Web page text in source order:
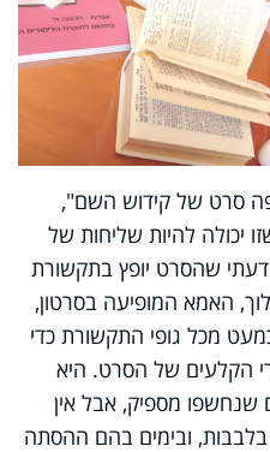
סרט של קידוש השם",
יכולה להיות שליחות של
שהסרט יופץ בתקשורת
האמא המופיעה בסרטון,
מכל גופי התקשורת כדי
הקלעים של הסרט. היא
שנחשפו מספיק, אבל אין
ובימים בהם ההסתה